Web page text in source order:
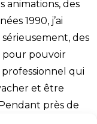
animations, des
1990, j’ai
des
pour pouvoir
qui
et être
près de